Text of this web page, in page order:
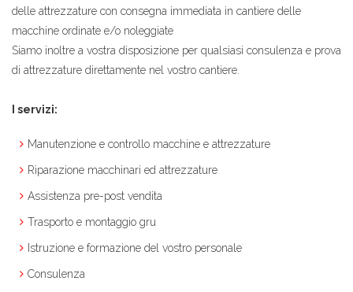
delle attrezzature con consegna immediata in cantiere delle
macchine ordinate e/o noleggiate
Siamo inoltre a vostra disposizione per qualsiasi consulenza e prova
di attrezzature direttamente nel vostro cantiere.
I servizi:
Manutenzione e controllo macchine e attrezzature
Riparazione macchinari ed attrezzature
Assistenza pre-post vendita
Trasporto e montaggio gru
Istruzione e formazione del vostro personale
Consulenza